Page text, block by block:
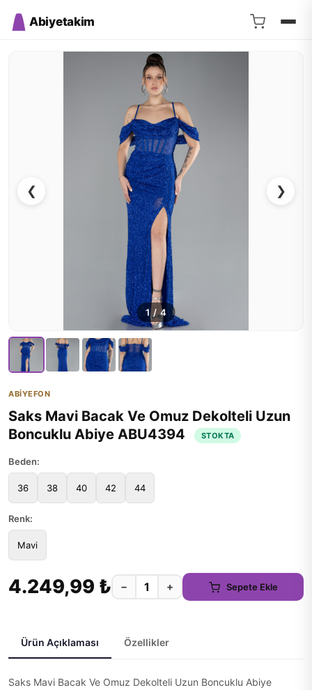
Abiyetakim
❮ ❯
1/4
ABİYEFON
Saks Mavi Bacak Ve Omuz Dekolteli Uzun
Boncuklu Abiye ABU4394
STOKTA
Beden:
36 38 40 42 44
Renk:
Mavi
4.249,99 ₺ − + Sepete Ekle
Ürün Açıklaması Özellikler
Saks Mavi Bacak Ve Omuz Dekolteli Uzun Boncuklu Abiye